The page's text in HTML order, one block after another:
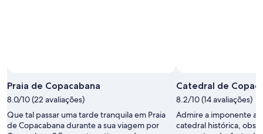
grátis
de
Francis
Petitclerc
Praia de Copacabana
8.0/10 (22 avaliações)
Que tal passar uma tarde tranquila em Praia
de Copacabana durante a sua viagem por
Catedral de
8.2/10 (14 avaliações)
Admire a imponente
catedral histórica,